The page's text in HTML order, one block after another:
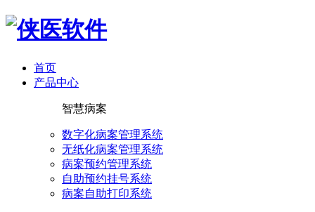
首页
产品中心
智慧病案
数字化病案管理系统
无纸化病案管理系统
病案预约管理系统
自助预约挂号系统
病案自助打印系统